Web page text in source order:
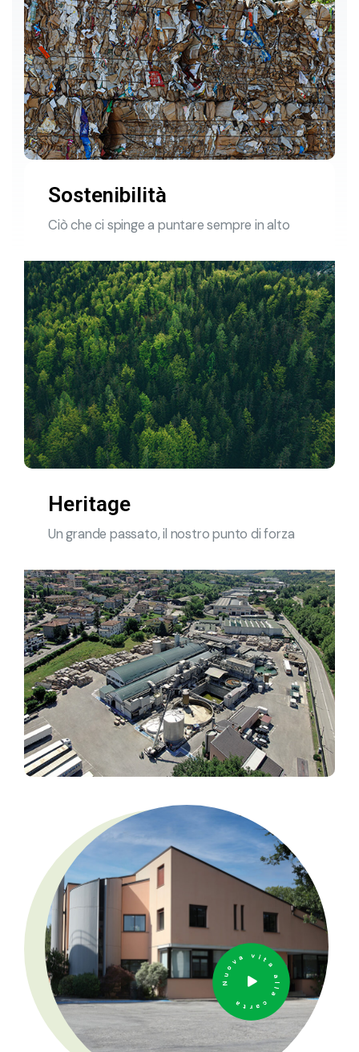
Sostenibilità
Ciò che ci spinge a puntare sempre in alto
Heritage
Un grande passato, il nostro punto di forza
Nuova vita alla carta